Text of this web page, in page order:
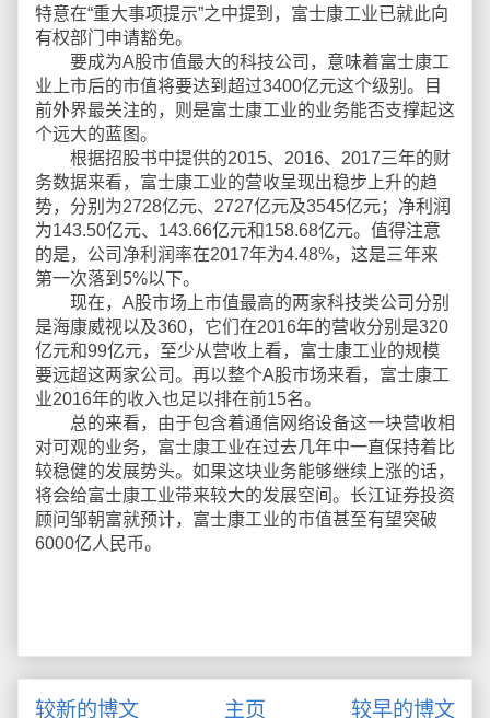
特意在“重大事项提示”之中提到，富士康工业已就此向
有权部门申请豁免。
要成为A股市值最大的科技公司，意味着富士康工
业上市后的市值将要达到超过3400亿元这个级别。目
前外界最关注的，则是富士康工业的业务能否支撑起这
个远大的蓝图。
根据招股书中提供的2015、2016、2017三年的财
务数据来看，富士康工业的营收呈现出稳步上升的趋
势，分别为2728亿元、2727亿元及3545亿元；净利润
为143.50亿元、143.66亿元和158.68亿元。值得注意
的是，公司净利润率在2017年为4.48%，这是三年来
第一次落到5%以下。
现在，A股市场上市值最高的两家科技类公司分别
是海康威视以及360，它们在2016年的营收分别是320
亿元和99亿元，至少从营收上看，富士康工业的规模
要远超这两家公司。再以整个A股市场来看，富士康工
业2016年的收入也足以排在前15名。
总的来看，由于包含着通信网络设备这一块营收相
对可观的业务，富士康工业在过去几年中一直保持着比
较稳健的发展势头。如果这块业务能够继续上涨的话，
将会给富士康工业带来较大的发展空间。长江证券投资
顾问邹朝富就预计，富士康工业的市值甚至有望突破
6000亿人民币。
较新的博文 较早的博文
主页